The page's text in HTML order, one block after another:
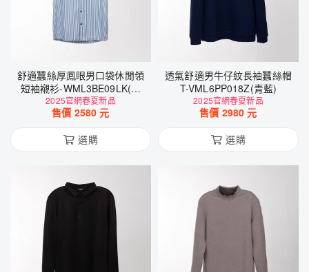
舒適蠶絲厚鳳眼男口袋休閒領
短袖襯衫-WML3BE09LK(丹
寧直條)
2025官網春夏新品
售價 2580 元
選購
透氣舒適男牛仔紋長袖蠶絲帽
T-VML6PP018Z(青藍)
2025官網春夏新品
售價 2980 元
選購